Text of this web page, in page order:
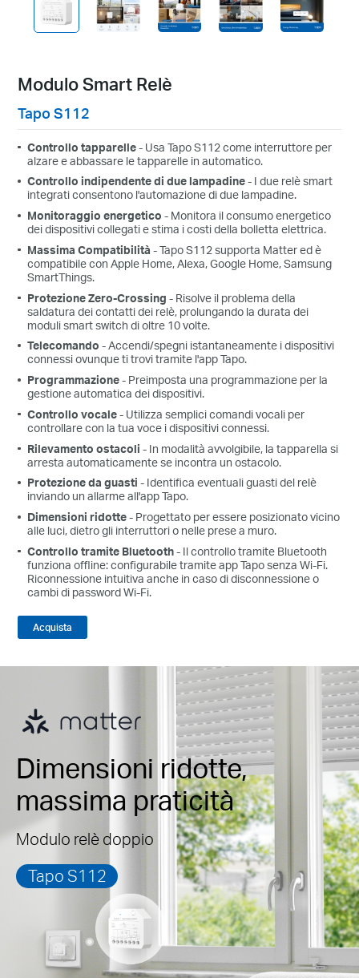
Modulo Smart Relè
Tapo S112
Controllo tapparelle- Usa Tapo S112 come interruttore per
alzare e abbassare le tapparelle in automatico.
Controllo indipendente di due lampadine- I due relè smart
integrati consentono l'automazione di due lampadine.
Monitoraggio energetico - Monitora il consumo energetico
dei dispositivi collegati e stima i costi della bolletta elettrica.
Massima Compatibilità- Tapo S112 supporta Matter ed è
compatibile con Apple Home, Alexa, Google Home, Samsung
SmartThings.
Protezione Zero-Crossing - Risolve il problema della
saldatura dei contatti dei relè, prolungando la durata dei
moduli smart switch di oltre 10 volte.
Telecomando - Accendi/spegni istantaneamente i dispositivi
connessi ovunque ti trovi tramite l'app Tapo.
Programmazione- Preimposta una programmazione per la
gestione automatica dei dispositivi.
Controllo vocale- Utilizza semplici comandi vocali per
controllare con la tua voce i dispositivi connessi.
Rilevamento ostacoli - In modalità avvolgibile, la tapparella si
arresta automaticamente se incontra un ostacolo.
Protezione da guasti- Identifica eventuali guasti del relè
inviando un allarme all'app Tapo.
Dimensioni ridotte- Progettato per essere posizionato vicino
alle luci, dietro gli interruttori o nelle prese a muro.
Controllo tramite Bluetooth- Il controllo tramite Bluetooth
funziona offline: configurabile tramite app Tapo senza Wi-Fi.
Riconnessione intuitiva anche in caso di disconnessione o
cambi di password Wi-Fi.
Acquista
Dimensioni ridotte,
massima praticità
Modulo relè doppio
Tapo S112